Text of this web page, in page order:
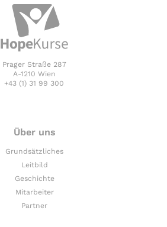
Prager Straße 287
A-1210 Wien
+43 (1) 31 99 300
Über uns
Grundsätzliches
Leitbild
Geschichte
Mitarbeiter
Partner